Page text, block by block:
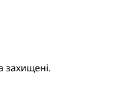
захищені.